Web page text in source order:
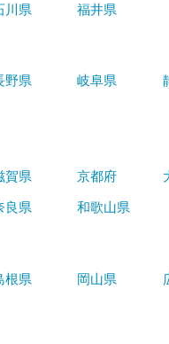
川県 福井県
野県 岐阜県
賀県 京都府
良県 和歌山県
根県 岡山県